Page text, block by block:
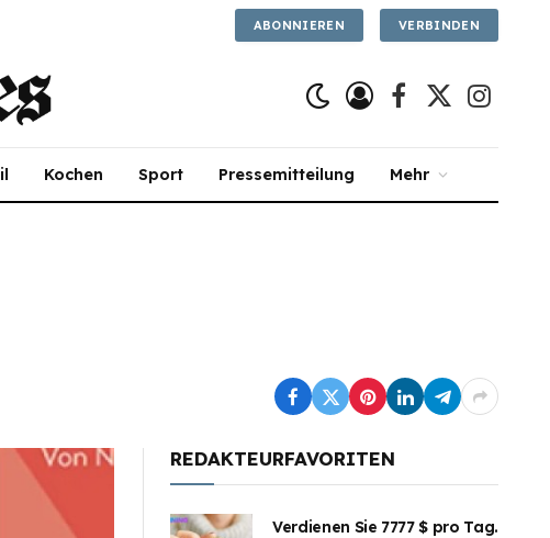
ABONNIEREN VERBINDEN
Facebook
X
Kochen Sport Pressemitteilung Mehr
REDAKTEURFAVORITEN
Verdienen Sie 7777 $ pro Tag.